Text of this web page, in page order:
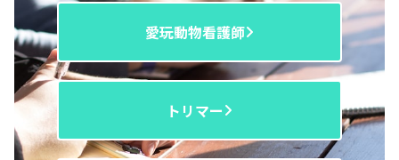
愛玩動物看護師
トリマー